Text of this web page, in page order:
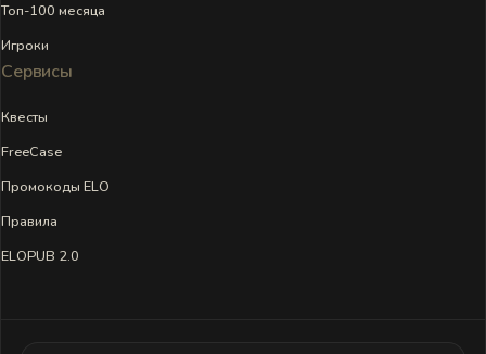
Топ-100 месяца
Игроки
Сервисы
Квесты
FreeCase
Промокоды ELO
Правила
ELOPUB 2.0